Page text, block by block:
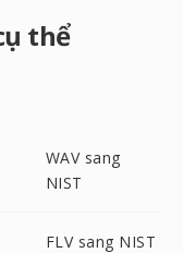
thể
WAV sang
NIST
FLV sang NIST